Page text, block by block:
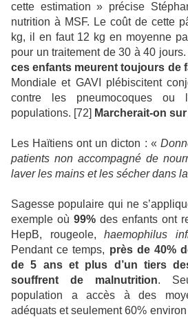
cette estimation » précise
nutrition à MSF. Le coût de cette
kg, il en faut 12 kg en moyenne
pour un traitement de 30 à 40 jours.
ces enfants meurent toujours de
Mondiale et GAVI plébiscitent
contre les pneumocoques
populations. [72] Marcherait-on
Les Haïtiens ont un dicton : «
patients non accompagné de
laver les mains et les sécher dans
Sagesse populaire qui ne
exemple où 99% des enfants ont
HepB, rougeole, haemophilus
Pendant ce temps, près de 40%
de 5 ans et plus d’un tiers
souffrent de malnutrition.
population a accès à des
adéquats et seulement 60%